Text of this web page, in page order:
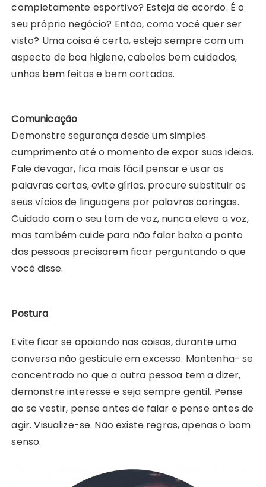
completamente esportivo? Esteja de acordo. É o
seu próprio negócio? Então, como você quer ser
visto? Uma coisa é certa, esteja sempre com um
aspecto de boa higiene, cabelos bem cuidados,
unhas bem feitas e bem cortadas.
Comunicação
Demonstre segurança desde um simples
cumprimento até o momento de expor suas ideias.
Fale devagar, fica mais fácil pensar e usar as
palavras certas, evite gírias, procure substituir os
seus vícios de linguagens por palavras coringas.
Cuidado com o seu tom de voz, nunca eleve a voz,
mas também cuide para não falar baixo a ponto
das pessoas precisarem ficar perguntando o que
você disse.
Postura
Evite ficar se apoiando nas coisas, durante uma
conversa não gesticule em excesso. Mantenha- se
concentrado no que a outra pessoa tem a dizer,
demonstre interesse e seja sempre gentil. Pense
ao se vestir, pense antes de falar e pense antes de
agir. Visualize-se. Não existe regras, apenas o bom
senso.